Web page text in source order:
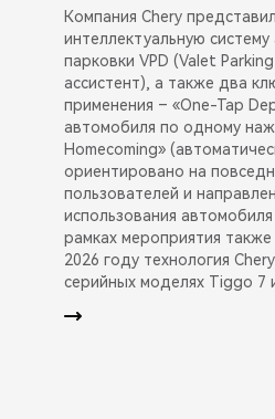
Компания Chery
интеллектуальную
парковки VPD (Valet
ассистент), а также два
применения – «One-Tap
автомобиля по одному
Homecoming»
ориентировано на
пользователей и
использования
рамках мероприятия
2026 году технология
серийных моделях Tiggo 7